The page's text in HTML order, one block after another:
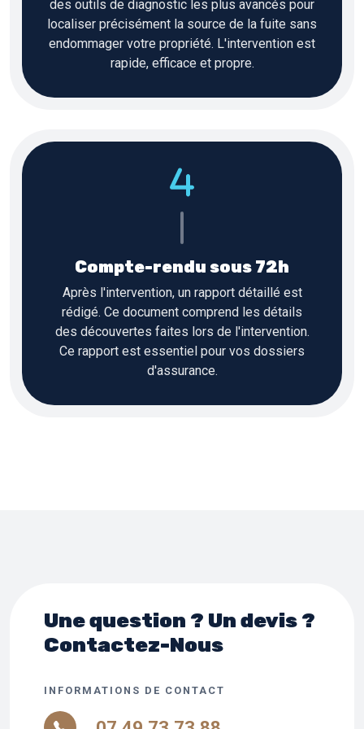
des outils de diagnostic les plus avancés pour
localiser précisément la source de la fuite sans
endommager votre propriété. L'intervention est
rapide, efficace et propre.
Compte-rendu sous 72h
Après l'intervention, un rapport détaillé est
rédigé. Ce document comprend les détails
des découvertes faites lors de l'intervention.
Ce rapport est essentiel pour vos dossiers
d'assurance.
Une question ? Un devis ?
Contactez-Nous
INFORMATIONS DE CONTACT